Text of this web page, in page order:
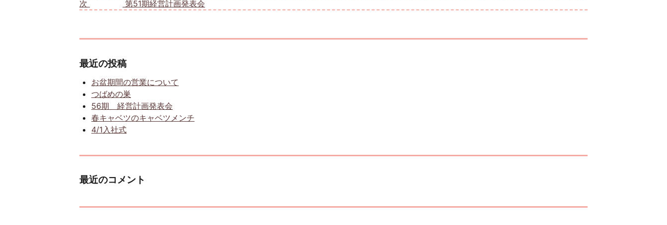
次
第51期経営計画発表会
最近の投稿
お盆期間の営業について
つばめの巣
56期 経営計画発表会
春キャベツのキャベツメンチ
4/1入社式
最近のコメント